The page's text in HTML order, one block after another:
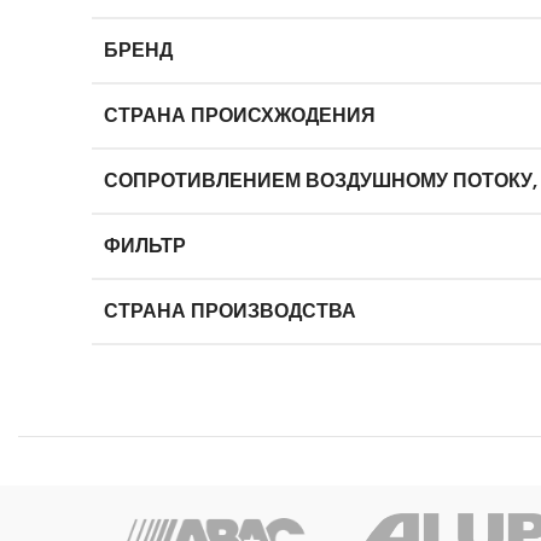
БРЕНД
СТРАНА ПРОИСХЖОДЕНИЯ
СОПРОТИВЛЕНИЕМ ВОЗДУШНОМУ ПОТОКУ,
ФИЛЬТР
СТРАНА ПРОИЗВОДСТВА